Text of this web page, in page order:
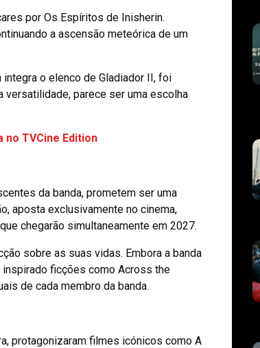
por Os Espíritos de Inisherin.
a ascensão meteórica de um
o elenco de Gladiador II, foi
versatilidade, parece ser uma escolha
no TVCine Edition
da banda, prometem ser uma
aposta exclusivamente no cinema,
chegarão simultaneamente em 2027.
sobre as suas vidas. Embora a banda
inspirado ficções como Across the
de cada membro da banda.
protagonizaram filmes icónicos como A